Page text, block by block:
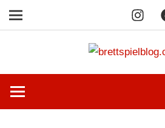
Navigation
springen
erfährst